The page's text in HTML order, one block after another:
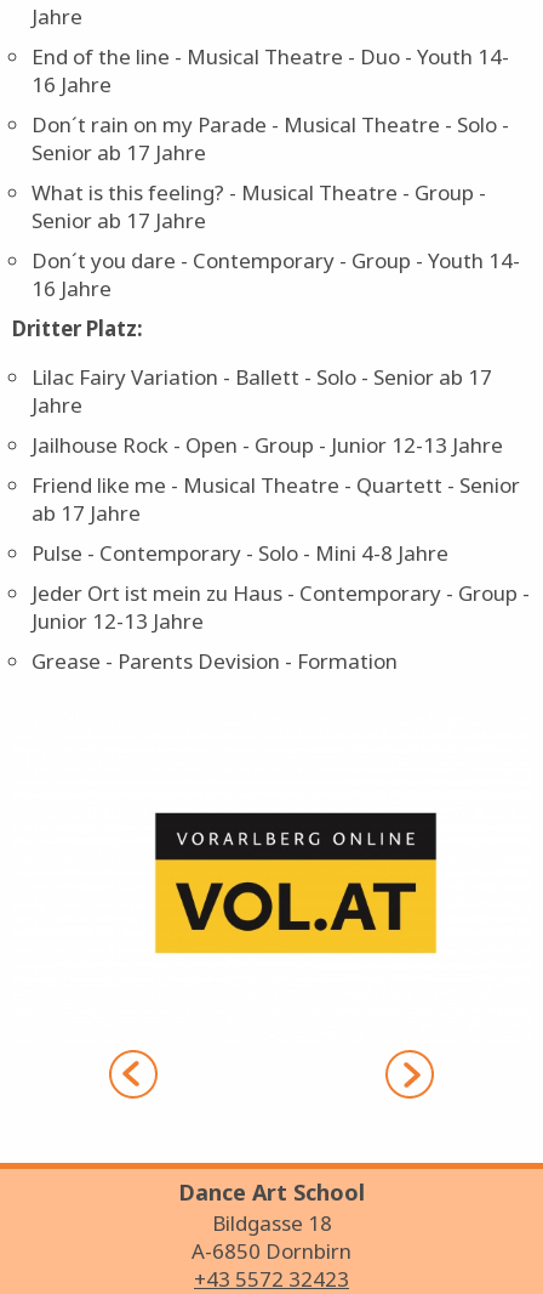
All for one - Open - Mini 4-8 Jahre
Annie - Musical Theater - Formation - Children 9-11
Jahre
End of the line - Musical Theatre - Duo - Youth 14-
16 Jahre
Don´t rain on my Parade - Musical Theatre - Solo -
Senior ab 17 Jahre
What is this feeling? - Musical Theatre - Group -
Senior ab 17 Jahre
Don´t you dare - Contemporary - Group - Youth 14-
Dritter Platz:
Lilac Fairy Variation - Ballett - Solo - Senior ab 17
Jahre
Jailhouse Rock - Open - Group - Junior 12-13 Jahre
Friend like me - Musical Theatre - Quartett - Senior
ab 17 Jahre
Pulse - Contemporary - Solo - Mini 4-8 Jahre
Jeder Ort ist mein zu Haus - Contemporary - Group -
Dance Art School